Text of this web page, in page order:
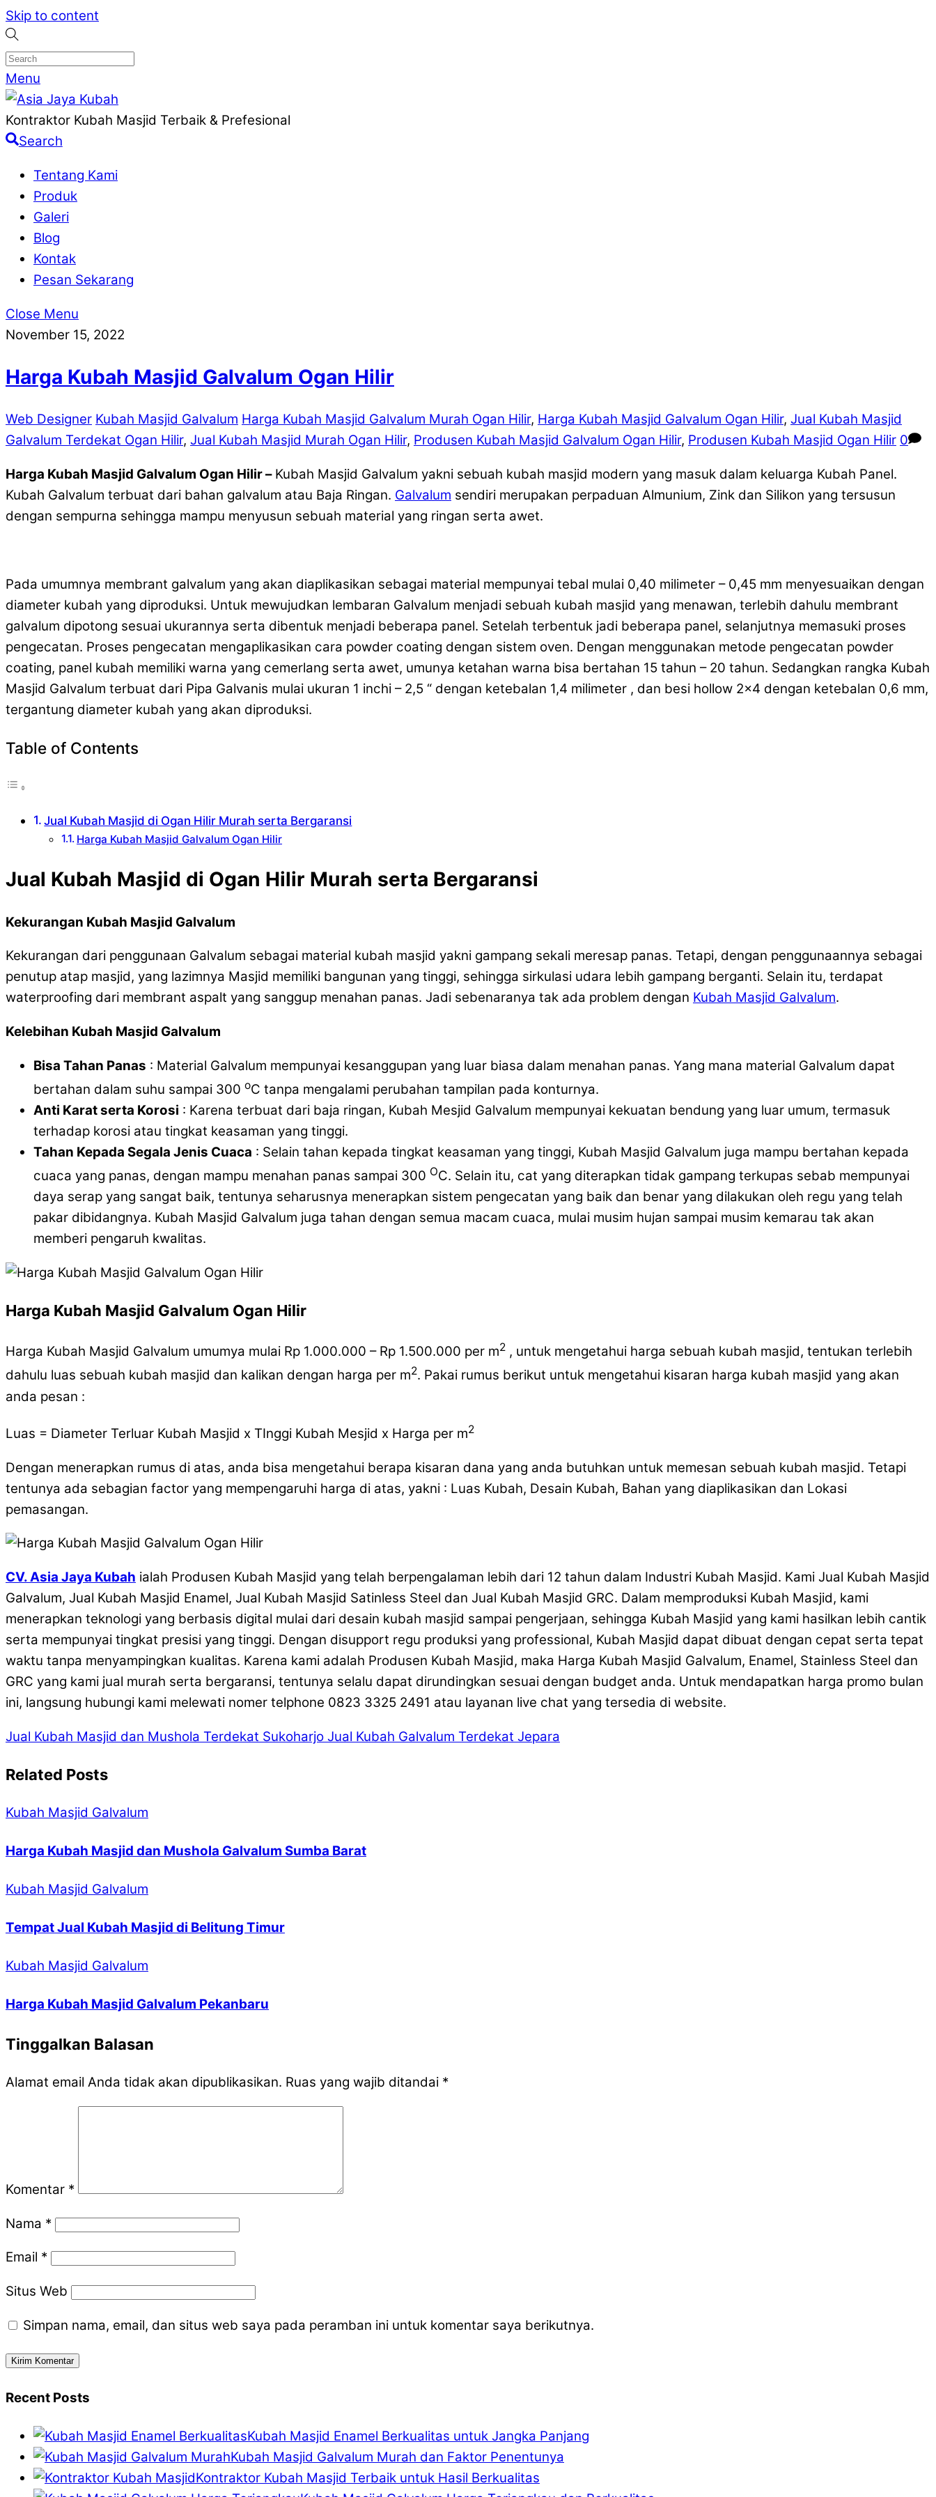
Skip to content
Menu
Kontraktor Kubah Masjid Terbaik & Prefesional
Search
Tentang Kami
Produk
Galeri
Blog
Kontak
Pesan Sekarang
Close Menu
November 15, 2022
Harga Kubah Masjid Galvalum Ogan Hilir
Web Designer Kubah Masjid Galvalum Harga Kubah Masjid Galvalum Murah Ogan Hilir, Harga Kubah Masjid Galvalum Ogan Hilir, Jual Kubah Masjid
Galvalum Terdekat Ogan Hilir, Jual Kubah Masjid Murah Ogan Hilir, Produsen Kubah Masjid Galvalum Ogan Hilir, Produsen Kubah Masjid Ogan Hilir 0
Harga Kubah Masjid Galvalum Ogan Hilir –Kubah Masjid Galvalum yakni sebuah kubah masjid modern yang masuk dalam keluarga Kubah Panel.
Kubah Galvalum terbuat dari bahan galvalum atau Baja Ringan. Galvalum sendiri merupakan perpaduan Almunium, Zink dan Silikon yang tersusun
dengan sempurna sehingga mampu menyusun sebuah material yang ringan serta awet.
Pada umumnya membrant galvalum yang akan diaplikasikan sebagai material mempunyai tebal mulai 0,40 milimeter – 0,45 mm menyesuaikan dengan
diameter kubah yang diproduksi. Untuk mewujudkan lembaran Galvalum menjadi sebuah kubah masjid yang menawan, terlebih dahulu membrant
galvalum dipotong sesuai ukurannya serta dibentuk menjadi beberapa panel. Setelah terbentuk jadi beberapa panel, selanjutnya memasuki proses
pengecatan. Proses pengecatan mengaplikasikan cara powder coating dengan sistem oven. Dengan menggunakan metode pengecatan powder
coating, panel kubah memiliki warna yang cemerlang serta awet, umunya ketahan warna bisa bertahan 15 tahun – 20 tahun. Sedangkan rangka Kubah
Masjid Galvalum terbuat dari Pipa Galvanis mulai ukuran 1 inchi – 2,5 “ dengan ketebalan 1,4 milimeter , dan besi hollow 2×4 dengan ketebalan 0,6 mm,
tergantung diameter kubah yang akan diproduksi.
Table of Contents
Jual Kubah Masjid di Ogan Hilir Murah serta Bergaransi
Harga Kubah Masjid Galvalum Ogan Hilir
Jual Kubah Masjid di Ogan Hilir Murah serta Bergaransi
Kekurangan Kubah Masjid Galvalum
Kekurangan dari penggunaan Galvalum sebagai material kubah masjid yakni gampang sekali meresap panas. Tetapi, dengan penggunaannya sebagai
penutup atap masjid, yang lazimnya Masjid memiliki bangunan yang tinggi, sehingga sirkulasi udara lebih gampang berganti. Selain itu, terdapat
waterproofing dari membrant aspalt yang sanggup menahan panas. Jadi sebenaranya tak ada problem dengan Kubah Masjid Galvalum.
Kelebihan Kubah Masjid Galvalum
Bisa Tahan Panas : Material Galvalum mempunyai kesanggupan yang luar biasa dalam menahan panas. Yang mana material Galvalum dapat
bertahan dalam suhu sampai 300 oC tanpa mengalami perubahan tampilan pada konturnya.
Anti Karat serta Korosi : Karena terbuat dari baja ringan, Kubah Mesjid Galvalum mempunyai kekuatan bendung yang luar umum, termasuk
terhadap korosi atau tingkat keasaman yang tinggi.
Tahan Kepada Segala Jenis Cuaca : Selain tahan kepada tingkat keasaman yang tinggi, Kubah Masjid Galvalum juga mampu bertahan kepada
cuaca yang panas, dengan mampu menahan panas sampai 300 OC. Selain itu, cat yang diterapkan tidak gampang terkupas sebab mempunyai
daya serap yang sangat baik, tentunya seharusnya menerapkan sistem pengecatan yang baik dan benar yang dilakukan oleh regu yang telah
pakar dibidangnya. Kubah Masjid Galvalum juga tahan dengan semua macam cuaca, mulai musim hujan sampai musim kemarau tak akan
memberi pengaruh kwalitas.
Harga Kubah Masjid Galvalum Ogan Hilir
Harga Kubah Masjid Galvalum umumya mulai Rp 1.000.000 – Rp 1.500.000 per m2 , untuk mengetahui harga sebuah kubah masjid, tentukan terlebih
dahulu luas sebuah kubah masjid dan kalikan dengan harga per m2. Pakai rumus berikut untuk mengetahui kisaran harga kubah masjid yang akan
anda pesan :
Luas = Diameter Terluar Kubah Masjid x TInggi Kubah Mesjid x Harga per m2
Dengan menerapkan rumus di atas, anda bisa mengetahui berapa kisaran dana yang anda butuhkan untuk memesan sebuah kubah masjid. Tetapi
tentunya ada sebagian factor yang mempengaruhi harga di atas, yakni : Luas Kubah, Desain Kubah, Bahan yang diaplikasikan dan Lokasi
pemasangan.
CV. Asia Jaya Kubah ialah Produsen Kubah Masjid yang telah berpengalaman lebih dari 12 tahun dalam Industri Kubah Masjid. Kami Jual Kubah Masjid
Galvalum, Jual Kubah Masjid Enamel, Jual Kubah Masjid Satinless Steel dan Jual Kubah Masjid GRC. Dalam memproduksi Kubah Masjid, kami
menerapkan teknologi yang berbasis digital mulai dari desain kubah masjid sampai pengerjaan, sehingga Kubah Masjid yang kami hasilkan lebih cantik
serta mempunyai tingkat presisi yang tinggi. Dengan disupport regu produksi yang professional, Kubah Masjid dapat dibuat dengan cepat serta tepat
waktu tanpa menyampingkan kualitas. Karena kami adalah Produsen Kubah Masjid, maka Harga Kubah Masjid Galvalum, Enamel, Stainless Steel dan
GRC yang kami jual murah serta bergaransi, tentunya selalu dapat dirundingkan sesuai dengan budget anda. Untuk mendapatkan harga promo bulan
ini, langsung hubungi kami melewati nomer telphone 0823 3325 2491 atau layanan live chat yang tersedia di website.
Jual Kubah Masjid dan Mushola Terdekat Sukoharjo Jual Kubah Galvalum Terdekat Jepara
Related Posts
Kubah Masjid Galvalum
Harga Kubah Masjid dan Mushola Galvalum Sumba Barat
Kubah Masjid Galvalum
Tempat Jual Kubah Masjid di Belitung Timur
Kubah Masjid Galvalum
Harga Kubah Masjid Galvalum Pekanbaru
Tinggalkan Balasan
Alamat email Anda tidak akan dipublikasikan. Ruas yang wajib ditandai *
Komentar *
Nama *
Email *
Situs Web
Simpan nama, email, dan situs web saya pada peramban ini untuk komentar saya berikutnya.
Recent Posts
Kubah Masjid Enamel Berkualitas untuk Jangka Panjang
Kubah Masjid Galvalum Murah dan Faktor Penentunya
Kontraktor Kubah Masjid Terbaik untuk Hasil Berkualitas